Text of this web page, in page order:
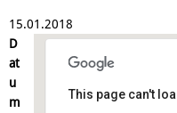
Facebook
RSS
15.01.2018
Der Grieche -
This page can't
D
at
u
m